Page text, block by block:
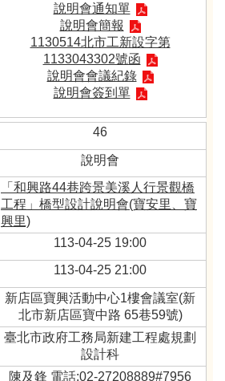
說明會通知單
說明會簡報
1130514北市工新設字第
1133043302號函
說明會會議紀錄
說明會簽到單
46
說明會
「和興路44巷跨景美溪人行景觀橋
工程」橋型設計說明會(寶安里、寶
興里)
113-04-25 19:00
113-04-25 21:00
新店區寶興活動中心1樓會議室(新
北市新店區寶中路 65巷59號)
臺北市政府工務局新建工程處規劃
設計科
陳及鋒 電話:02-27208889#7956